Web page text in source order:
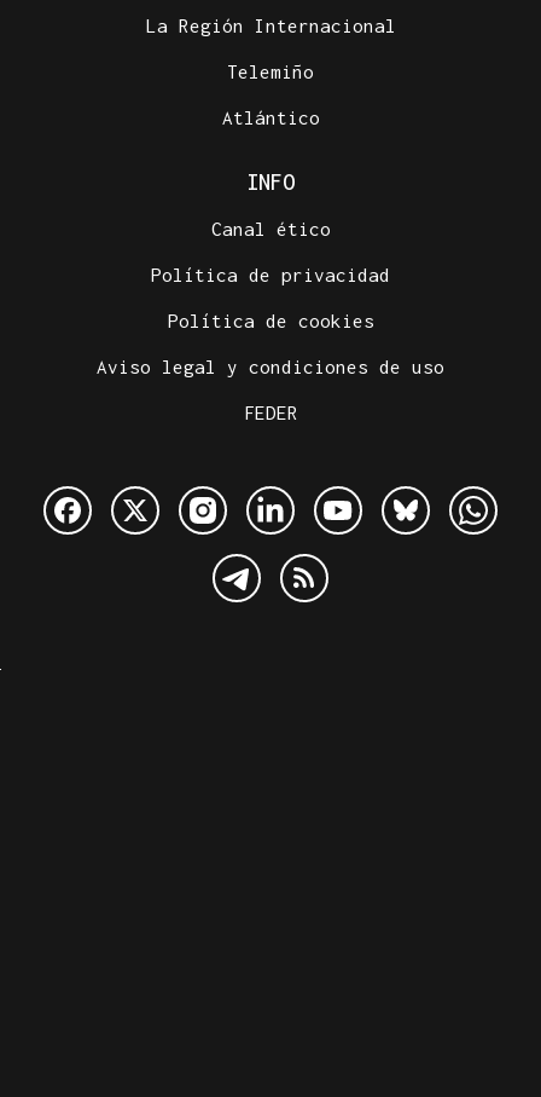
La Región Internacional
Telemiño
Atlántico
INFO
Canal ético
Política de privacidad
Política de cookies
Aviso legal y condiciones de uso
FEDER